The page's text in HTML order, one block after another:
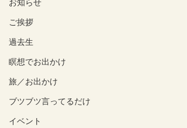
お知らせ
ご挨拶
過去生
瞑想でお出かけ
旅／お出かけ
ブツブツ言ってるだけ
イベント